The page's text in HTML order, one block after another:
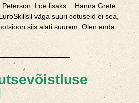
Peterson. Loe lisaks… Hanna Grete:
väga suuri ootuseid ei sea,
siis alati suurem. Olen enda..